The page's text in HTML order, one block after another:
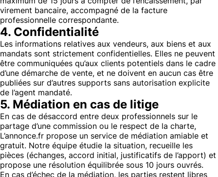
virement bancaire, accompagné de la facture
professionnelle correspondante.
4. Confidentialité
Les informations relatives aux vendeurs, aux biens et aux
mandats sont strictement confidentielles. Elles ne peuvent
être communiquées qu’aux clients potentiels dans le cadre
d’une démarche de vente, et ne doivent en aucun cas être
publiées sur d’autres supports sans autorisation explicite
de l’agent mandaté.
5. Médiation en cas de litige
En cas de désaccord entre deux professionnels sur le
partage d’une commission ou le respect de la charte,
L’annonce.fr propose un service de médiation amiable et
gratuit. Notre équipe étudie la situation, recueille les
pièces (échanges, accord initial, justificatifs de l’apport) et
propose une résolution équilibrée sous 10 jours ouvrés.
En cas d’échec de la médiation, les parties restent libres